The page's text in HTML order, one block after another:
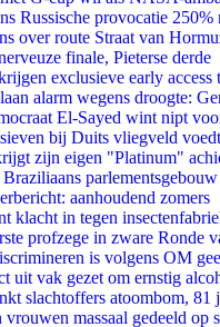
Russische provocatie 250%
over route Straat van
finale, Pieterse derde
exclusieve early
alarm wegens droogte:
El-Sayed wint nipt
bij Duits vliegveld
zijn eigen "Platinum"
aanhoudend zomers
klacht in tegen
profzege in zware Ronde
is volgens OM
uit vak gezet om ernstig
slachtoffers atoombom, 81
massaal gedeeld op